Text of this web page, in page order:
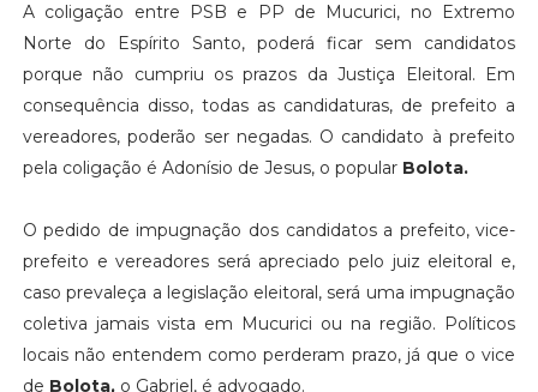
A coligação entre PSB e PP de Mucurici, no Extremo
Norte do Espírito Santo, poderá ficar sem candidatos
porque não cumpriu os prazos da Justiça Eleitoral. Em
consequência disso, todas as candidaturas, de prefeito a
vereadores, poderão ser negadas. O candidato à prefeito
pela coligação é Adonísio de Jesus, o popular Bolota.
O pedido de impugnação dos candidatos a prefeito, vice-
prefeito e vereadores será apreciado pelo juiz eleitoral e,
caso prevaleça a legislação eleitoral, será uma impugnação
coletiva jamais vista em Mucurici ou na região. Políticos
locais não entendem como perderam prazo, já que o vice
de Bolota, o Gabriel, é advogado.